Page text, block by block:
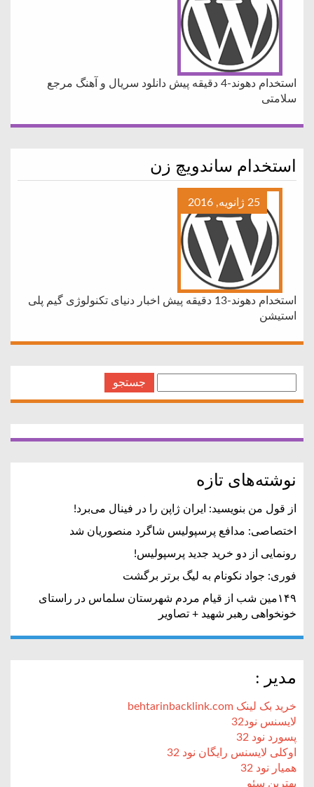
استخدام دهوند-4 دقیقه پیش دانلود سریال و آهنگ مرجع
سلامتی
استخدام ساندویچ زن
25 ژانویه, 2016
استخدام دهوند-13 دقیقه پیش اخبار دنیای تکنولوژی گیم پلی
استیشن
نوشته‌های تازه
از قول من بنویسید: ایران ژاپن را در فینال می‌برد!
اختصاصی: مدافع پرسپولیس شاگرد منصوریان شد
رونمایی از دو خرید جدید پرسپولیس!
فوری: جواد نکونام به لیگ برتر برگشت
۱۴۹مین شب از قیام مردم شهرستان سلماس در راستای
خونخواهی رهبر شهید + تصاویر
مدیر :
خرید بک لینک behtarinbacklink.com
لایسنس نود32
پسورد نود 32
اوکلی لایسنس رایگان نود 32
همیار نود 32
بهترین سئو